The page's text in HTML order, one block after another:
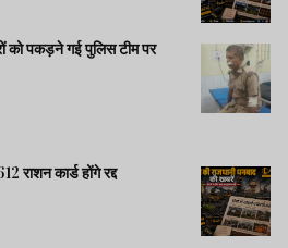
को पकड़ने गई पुलिस टीम पर
कार्ड होंगे रद्द